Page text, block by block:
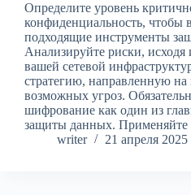
Определите уровень
конфиденциальность, чтобы
подходящие инструменты
Анализируйте риски, исходя
вашей сетевой
стратегию, направленную
возможных угроз.
шифрование как один из
защиты данных.
writer
21 апреля 2025